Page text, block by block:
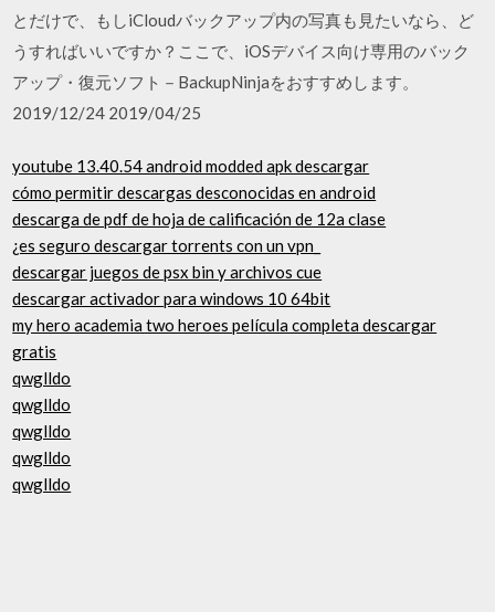
とだけで、もしiCloudバックアップ内の写真も見たいなら、ど
うすればいいですか？ここで、iOSデバイス向け専用のバック
アップ・復元ソフト－BackupNinjaをおすすめします。
2019/12/24 2019/04/25
youtube 13.40.54 android modded apk descargar
cómo permitir descargas desconocidas en android
descarga de pdf de hoja de calificación de 12a clase
¿es seguro descargar torrents con un vpn_
descargar juegos de psx bin y archivos cue
descargar activador para windows 10 64bit
my hero academia two heroes película completa descargar
gratis
qwglldo
qwglldo
qwglldo
qwglldo
qwglldo